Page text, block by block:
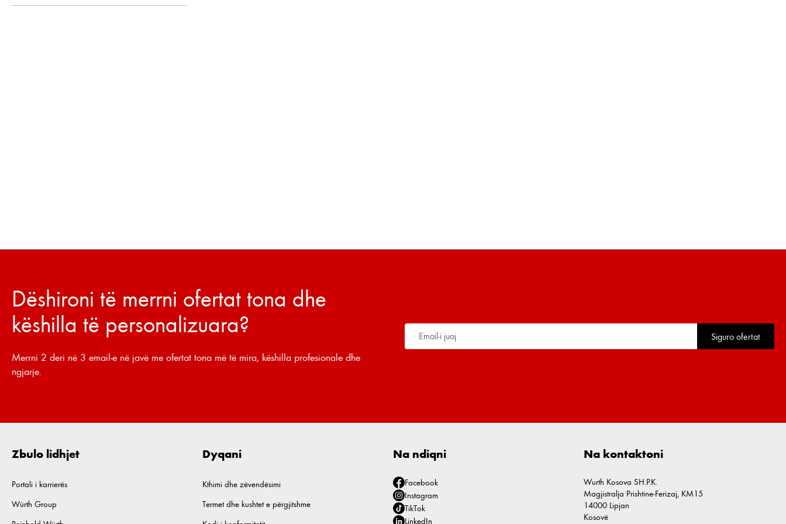
Dëshironi të merrni ofertat tona dhe
këshilla të personalizuara?
Merrni 2 deri në 3 email-e në javë me ofertat tona më të mira, këshilla profesionale dhe
ngjarje.
Siguro ofertat
Zbulo lidhjet
Portali i karrierës
Würth Group
Dyqani
Kthimi dhe zëvendësimi
Termet dhe kushtet e përgjitshme
Na ndiqni
Facebook
Instagram
TikTok
LinkedIn
Na kontaktoni
Wurth Kosova SH.P.K.
Magjistralja Prishtine-Ferizaj, KM15
14000 Lipjan
Kosovë